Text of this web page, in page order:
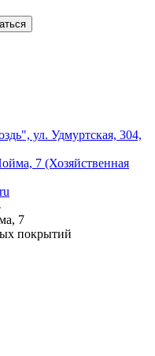
ул. Удмуртская, 304,
7 (Хозяйственная
7
покрытий